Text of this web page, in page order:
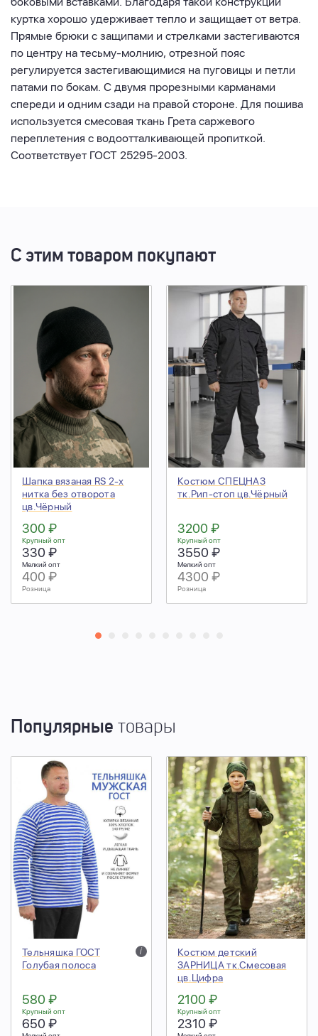
куртка хорошо удерживает тепло и защищает от ветра.
Прямые брюки с защипами и стрелками застегиваются
по центру на тесьму-молнию, отрезной пояс
регулируется застегивающимися на пуговицы и петли
патами по бокам. С двумя прорезными карманами
спереди и одним сзади на правой стороне. Для пошива
используется смесовая ткань Грета саржевого
переплетения с водоотталкивающей пропиткой.
Соответствует ГОСТ 25295-2003.
С этим товаром покупают
Шапка вязаная RS 2-х
нитка без отворота
цв.Чёрный
300 ₽
Крупный опт
330 ₽
Мелкий опт
400 ₽
Розница
Костюм СПЕЦНАЗ
тк.Рип-стоп цв.Чёрный
3200 ₽
Крупный опт
3550 ₽
Мелкий опт
4300 ₽
Розница
Популярные товары
Тельняшка ГОСТ
Голубая полоса
i
580 ₽
Крупный опт
650 ₽
Костюм детский
ЗАРНИЦА тк.Смесовая
цв.Цифра
2100 ₽
Крупный опт
2310 ₽